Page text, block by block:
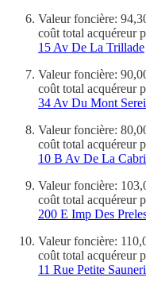
Valeur foncière:
coût total acquéreur
15 Av De La Trillade
Valeur foncière:
coût total acquéreur
34 Av Du Mont
Valeur foncière:
coût total acquéreur
10 B Av De La
Valeur foncière:
coût total acquéreur
200 E Imp Des
Valeur foncière:
coût total acquéreur
11 Rue Petite